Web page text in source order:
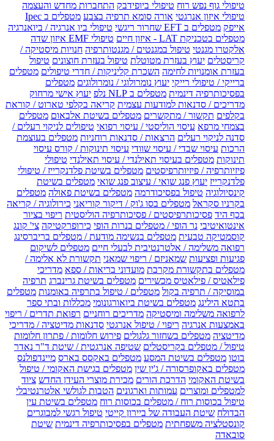
טיפולי גוף נפש רוח טיפולי ביופידבק התחברות מחדש והעצמה
טיפולי איזון אנרגטי אורה סומא תרפיה בצבע
מטפלים ב Ipec
אייפק מטפלים ב EFT שחרור ריגשי
טיפולי ביו אנרגיה / ביואנרגיה
מטפלים בטכניקת LAT - איזון חיים
טיפולי EMF איזון שדה
אלקטרו מגנטי טיפול במגנטים / מגנטותרפיה חנויות מיסטיקה /
קריסטלים יעוץ בעזרת מטוטלת טיפול בעזרת חוצונים טיפול
בעזרת אומנויות לחימה השכרת קליניקות / חדרי טיפולים מטפלים
ברייקי / טיפולי רייקי יעוץ נומרולוגי / נומרולוגים מטפלים
בפסיכותרפיה דינמית מטפלים ב NLP נלפ
יעוץ אישי מרחוק
מדריכים / סדנאות למודעות עצמית קריאה בקלפי טארוט / קוראת
בקלפים תקשור / מתקשרים מטפלים בשיטת אלבאום מטפלים
בצמחי מרפא עיסוי הוליסטי / עיסוי רפואי טיפולים לניקוי רעלים /
סדנה לניקוי רעלים הרצאות / סדנאות רוחניות מטפלים בעוצמת
הרכות עיסוי שבדי / עיסוי שוודי עיסוי תינוקות / קורס עיסוי
תינוקות מטפלים בעיסוי תאילנדי / עיסוי תאילנדי טיפולי
פיזיותרפיה / פיזיותרפיסטים מטפלים בשיטת פלדנקרייז / טיפולי
פלדנקרייז יעוץ פנג שואי / עיצוב פנג שואי מטפלים בשיטת
קינסיולוגיה טיפול בפסיכודרמה מטפלים בשיטת פאולה מטפלים
בקרניו סקראל מטפלים בסו ג'וק / דיקור קוריאני כירולוגיה / קריאה
בכף היד פסיכותרפיסטים / פסיכותרפיה הוליסטית ריפוי בציור
אינטואיטיבי נר הופי / מטפלים בנרות הופי כירופרקטיקה צי' קונג
קוסמטיקה טבעית מטפלים בנשימה מודעת / מטפלים בריברסינג
רפואה משלימה / אלטרנטיבית לבעלי חיים מטפלים לשיקום
פגיעות ופציעות שמאניזם / ריפוי שמאני תקשורת לא אלימה /
מטפלים בתקשורת מקרבת מועדוני בריאות / ספא מדריכי
פילאטיס / פילאטיס מכשירים מטפלים בשיטת גרינברג תרפיה
במוסיקה / תרפיה בקול מטפלים / טיפול בתרפיה באומנות מטפלים
בתטא הילינג מטפלים בשיטת ביואורגונומי מכללות ובתי ספר
לרפואה משלימה ומיסטיקה מדריכים רוחניים רפואת תדרים / ריפוי
באמצעות אנרגיה ריפוי / טיפול אנרגטי סדנאות מדיטציה / מדריכי
מדיטציה מטפלים בשחזור גלגולים פירוש חלומות / פתרון חלומות
טיפול / מטפלים בקריסטלים שטיפה אנרגטית / שיטת ד"ר נאדר
בוטו מטפלים בשיטת המסע מטפלים באקסס בארס מיינדפולנס
מטפלים באקופרסורה / ג'ין שין מטפלים בגישת האקומי / טיפול
בשיטת האקומי הדרכת הורים מכירת מוצרי העידן החדש ציוד
למטפלים ומוצרים עמותות וארגונים הטבות לגולשי אלטרנטיבלי
טיפול בכוסות רוח / מטפלים בכוסות רוח מטפלים בשיטת עין
הבדולח שיטת העבודה של ביירון קייטי טיפול רגשי למבוגרים
קונסטלציה משפחתית מטפלים בפסיכותרפיה דינמית שיטת
סובאדה